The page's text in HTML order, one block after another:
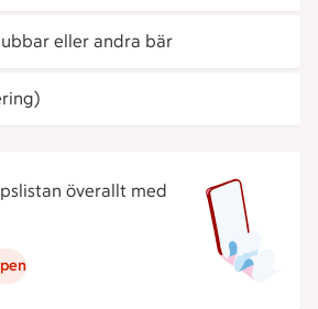
eller andra bär
överallt med